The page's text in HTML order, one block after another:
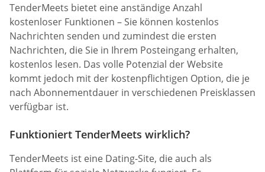
TenderMeets bietet eine anständige Anzahl
kostenloser Funktionen – Sie können kostenlos
Nachrichten senden und zumindest die ersten
Nachrichten, die Sie in Ihrem Posteingang erhalten,
kostenlos lesen. Das volle Potenzial der Website
kommt jedoch mit der kostenpflichtigen Option, die je
nach Abonnementdauer in verschiedenen Preisklassen
verfügbar ist.
Funktioniert TenderMeets wirklich?
TenderMeets ist eine Dating-Site, die auch als